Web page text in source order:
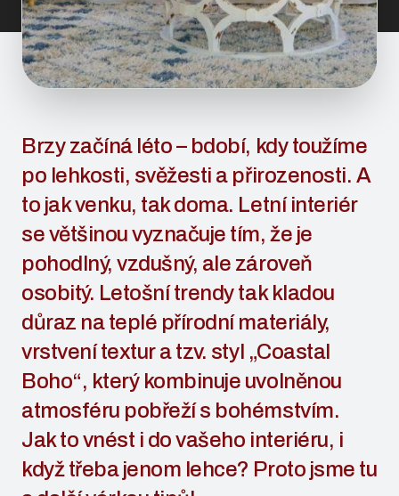
Brzy začíná léto – bdobí, kdy toužíme
po lehkosti, svěžesti a přirozenosti. A
to jak venku, tak doma. Letní interiér
se většinou vyznačuje tím, že je
pohodlný, vzdušný, ale zároveň
osobitý. Letošní trendy tak kladou
důraz na teplé přírodní materiály,
vrstvení textur a tzv. styl „Coastal
Boho“, který kombinuje uvolněnou
atmosféru pobřeží s bohémstvím.
Jak to vnést i do vašeho interiéru, i
když třeba jenom lehce? Proto jsme tu